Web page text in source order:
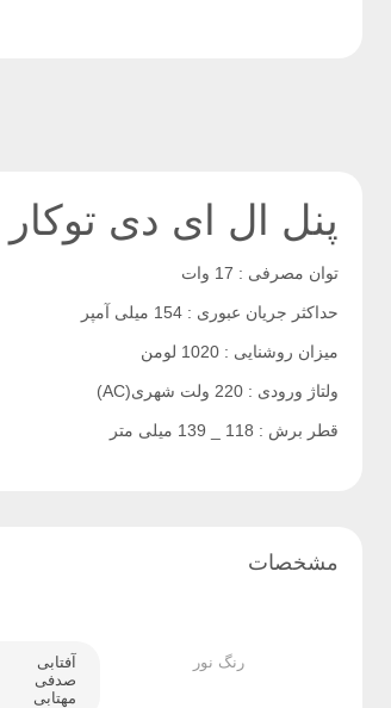
پنل ال ای دی توکار 17 وات نمانور مدل پرتو
توان مصرفی : 17 وات
حداکثر جریان عبوری : 154 میلی آمپر
میزان روشنایی : 1020 لومن
ولتاژ ورودی : 220 ولت شهری(AC)
قطر برش : 118 _ 139 میلی متر
مشخصات
رنگ نور
آفتابی
صدفی
مهتابی